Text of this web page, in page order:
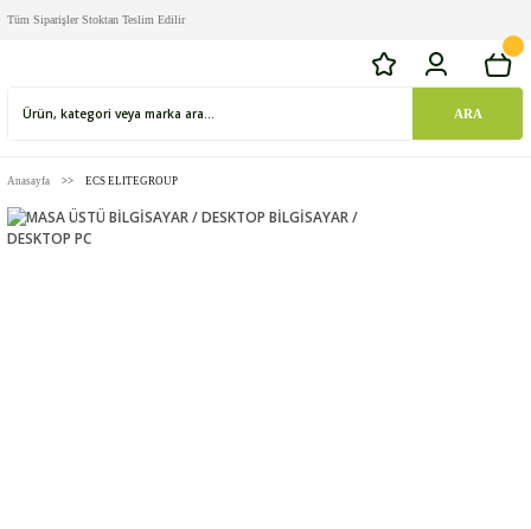
Tüm Siparişler Stoktan Teslim Edilir
ARA
Anasayfa ECS ELITEGROUP